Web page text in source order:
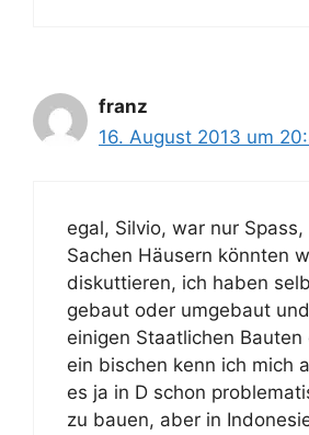
franz
16. August 2013 um
egal, Silvio, war nur
Sachen Häusern könnten
diskuttieren, ich haben
gebaut oder umgebaut
einigen Staatlichen
ein bischen kenn ich mich
es ja in D schon
zu bauen, aber in